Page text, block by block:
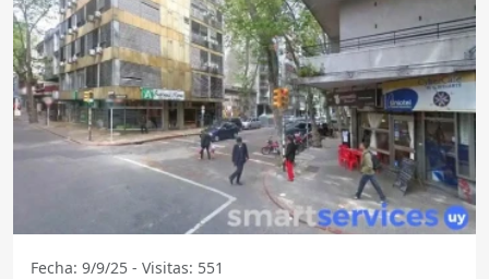
Fecha: 9/9/25 - Visitas: 551